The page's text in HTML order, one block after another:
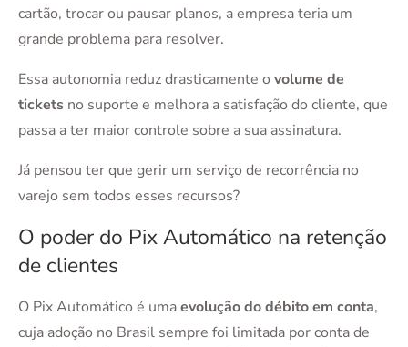
cartão, trocar ou pausar planos, a empresa teria um
grande problema para resolver.
Essa autonomia reduz drasticamente o volume de
tickets no suporte e melhora a satisfação do cliente, que
passa a ter maior controle sobre a sua assinatura.
Já pensou ter que gerir um serviço de recorrência no
varejo sem todos esses recursos?
O poder do Pix Automático na retenção
de clientes
O Pix Automático é umaevolução do débito em conta,
cuja adoção no Brasil sempre foi limitada por conta de